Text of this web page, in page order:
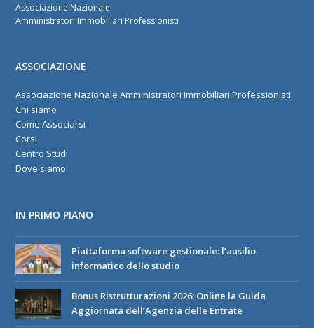
Associazione Nazionale
Amministratori Immobiliari Professionisti
ASSOCIAZIONE
Associazione Nazionale Amministratori Immobiliari Professionisti
Chi siamo
Come Associarsi
Corsi
Centro Studi
Dove siamo
IN PRIMO PIANO
Piattaforma software gestionale: l’ausilio
informatico dello studio
Bonus Ristrutturazioni 2026: Online la Guida
Aggiornata dell’Agenzia delle Entrate